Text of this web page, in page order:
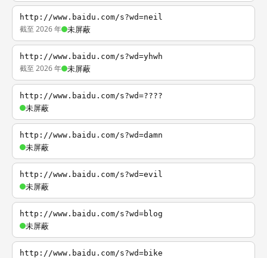
http://www.baidu.com/s?wd=neil
截至 2026 年 未屏蔽
http://www.baidu.com/s?wd=yhwh
截至 2026 年 未屏蔽
http://www.baidu.com/s?wd=????
未屏蔽
http://www.baidu.com/s?wd=damn
未屏蔽
http://www.baidu.com/s?wd=evil
未屏蔽
http://www.baidu.com/s?wd=blog
未屏蔽
http://www.baidu.com/s?wd=bike